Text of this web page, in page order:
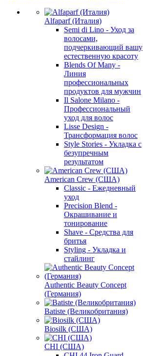
Alfaparf (Италия)
Semi di Lino - Уход за
волосами,
подчеркивающий вашу
естественную красоту
Blends Of Many -
Линия
профессиональных
продуктов для мужчин
Il Salone Milano -
Профессиональный
уход для волос
Lisse Design -
Трансформация волос
Style Stories - Укладка с
безупречным
результатом
American Crew (США)
Classic - Ежедневный
уход
Precision Blend -
Окрашивание и
тонирование
Shave - Средства для
бритья
Styling - Укладка и
стайлинг
Authentic Beauty Concept
(Германия)
Batiste (Великобритания)
Biosilk (США)
CHI (США)